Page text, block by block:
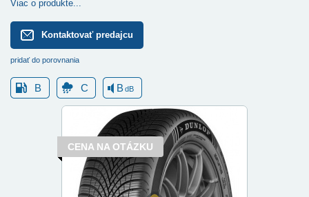
Viac o produkte...
Kontaktovať predajcu
pridať do porovnania
B C BdB
CENA NA OTÁZKU